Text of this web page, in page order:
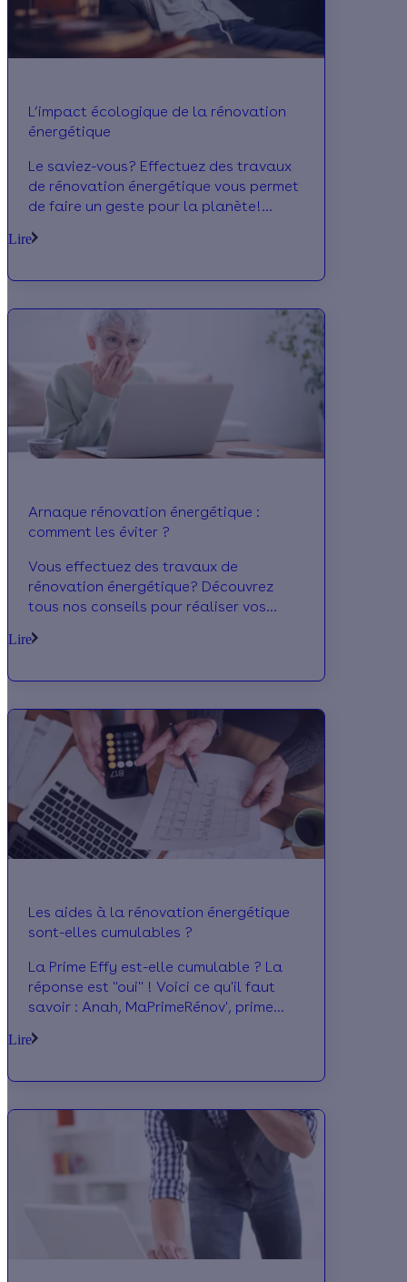
L’impact écologique de la rénovation
énergétique
Le saviez-vous? Effectuez des travaux
de rénovation énergétique vous permet
de faire un geste pour la planète!
rénovation énergétique sont aussi
accompagne dans votre projet et vous
propose des solutions clé en main.
Lire
Arnaque rénovation énergétique :
comment les éviter ?
Vous effectuez des travaux de
rénovation énergétique? Découvrez
tous nos conseils pour réaliser vos
associés à des entreprises
rénovation énergétique a mauvaise
presse. Voici nos astuces pour se
prémunir de ces fraudes.
Lire
Les aides à la rénovation énergétique
sont-elles cumulables ?
La Prime Effy est-elle cumulable ? La
réponse est "oui" ! Voici ce qu'il faut
savoir : Anah, MaPrimeRénov', prime
vos travaux
Lire